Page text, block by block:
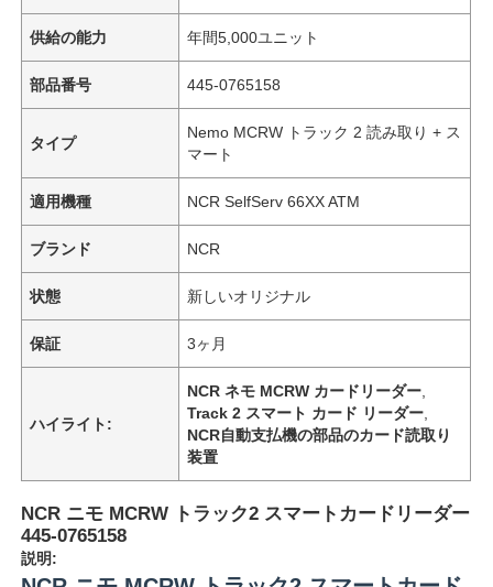
供給の能力 年間5,000ユニット
部品番号 445-0765158
タイプ
Nemo MCRW トラック 2 読み取り + ス
マート
適用機種 NCR SelfServ 66XX ATM
ブランド NCR
状態 新しいオリジナル
保証 3ヶ月
ハイライト:
NCR ネモ MCRW カードリーダー
Track 2 スマート カード リーダー
NCR自動支払機の部品のカード読取り
装置
NCR ニモ MCRW トラック2 スマートカードリーダー
445-0765158
説明: